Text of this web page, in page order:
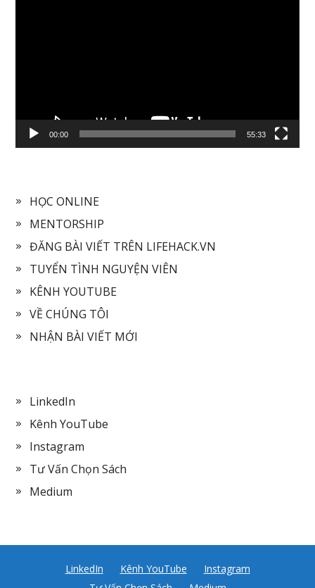
00:00 55:33
HỌC ONLINE
MENTORSHIP
ĐĂNG BÀI VIẾT TRÊN LIFEHACK.VN
TUYỂN TÌNH NGUYỆN VIÊN
KÊNH YOUTUBE
VỀ CHÚNG TÔI
NHẬN BÀI VIẾT MỚI
LinkedIn
Kênh YouTube
Instagram
Tư Vấn Chọn Sách
Medium
LinkedIn Kênh YouTube
Instagram